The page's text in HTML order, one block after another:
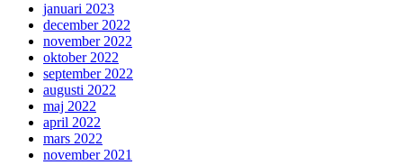
januari 2023
december 2022
november 2022
oktober 2022
september 2022
augusti 2022
maj 2022
april 2022
mars 2022
november 2021